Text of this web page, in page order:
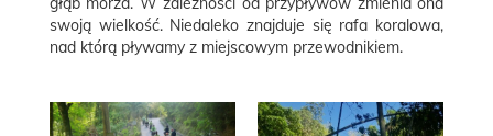
swoją wielkość. Niedaleko znajduje się rafa koralowa,
nad którą pływamy z miejscowym przewodnikiem.